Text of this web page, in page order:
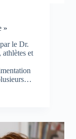
»
le Dr.
et